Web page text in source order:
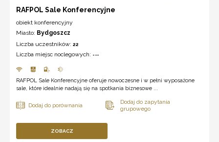
RAFPOL Sale Konferencyjne
obiekt konferencyjny
Miasto: Bydgoszcz
Liczba uczestników: 22
Liczba miejsc noclegowych: ---
RAFPOL Sale Konferencyjne oferuje nowoczesne i w pełni wyposażone
sale, które idealnie nadają się na spotkania biznesowe ...
ZOBACZ